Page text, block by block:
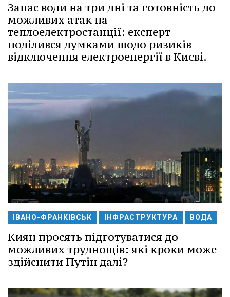
Запас води на три дні та готовність до
можливих атак на
теплоелектростанції: експерт
поділився думками щодо ризиків
відключення електроенергії в Києві.
ІВАНО-ФРАНКІВСЬК ІНФРАСТРУКТУРА ВОДА
Киян просять підготуватися до
можливих труднощів: які кроки може
здійснити Путін далі?